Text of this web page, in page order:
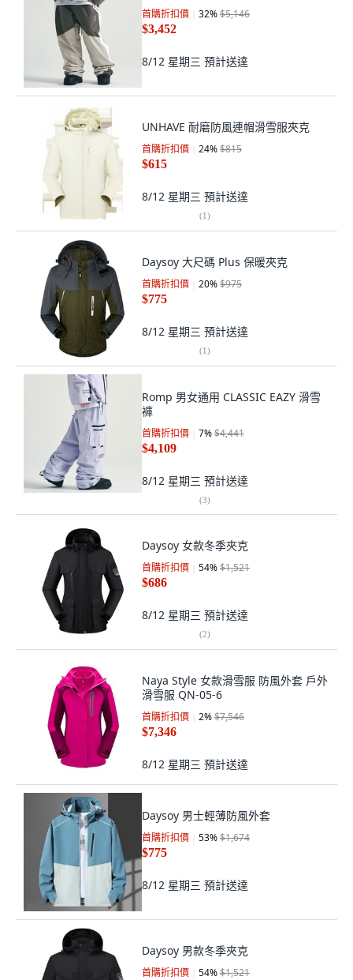
首購折扣價 32%$5,146
$3,452
8/12 星期三 預計送達
UNHAVE 耐磨防風連帽滑雪服夾克
首購折扣價 24%$815
$615
8/12 星期三 預計送達
(1)
Daysoy 大尺碼 Plus 保暖夾克
首購折扣價 20%$975
$775
8/12 星期三 預計送達
(1)
Romp 男女通用 CLASSIC EAZY 滑雪
褲
首購折扣價 7%$4,441
$4,109
8/12 星期三 預計送達
(3)
Daysoy 女款冬季夾克
首購折扣價 54%$1,521
$686
8/12 星期三 預計送達
(2)
Naya Style 女款滑雪服 防風外套 戶外
滑雪服 QN-05-6
首購折扣價 2%$7,546
$7,346
8/12 星期三 預計送達
Daysoy 男士輕薄防風外套
首購折扣價 53%$1,674
$775
8/12 星期三 預計送達
Daysoy 男款冬季夾克
首購折扣價 54%$1,521